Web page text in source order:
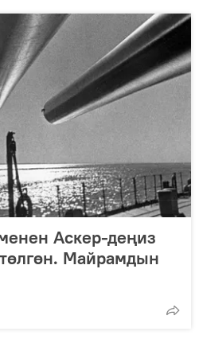
Аскер-деңиз
Майрамдын